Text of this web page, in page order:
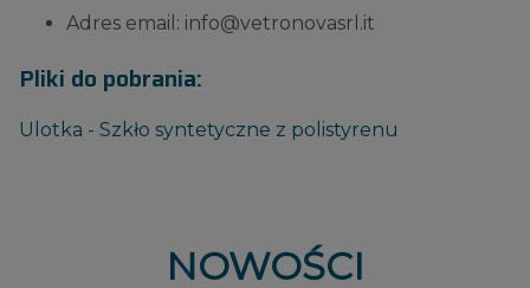
Adres email: info@vetronovasrl.it
Pliki do pobrania:
Ulotka - Szkło syntetyczne z polistyrenu
NOWOŚCI